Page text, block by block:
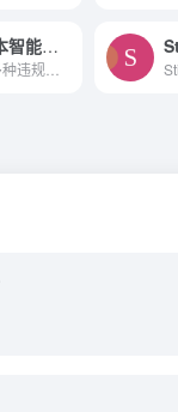
阿里云盾-文本智能审核